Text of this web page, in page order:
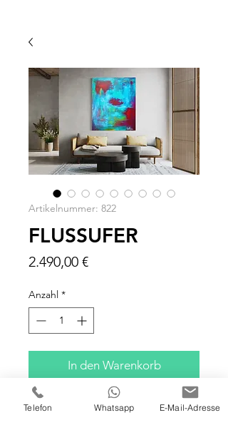
Artikelnummer: 822
FLUSSUFER
2.490,00 €Preis
Anzahl *
In den Warenkorb
120x100x4 CM
Telefon Whatsapp E-Mail-Adresse